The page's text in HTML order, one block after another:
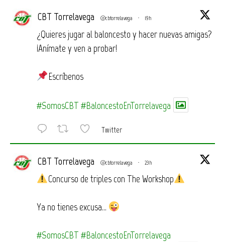
CBT Torrelavega @cbtorrelavega · 19h
¿Quieres jugar al baloncesto y hacer nuevas amigas?
¡Anímate y ven a probar!
Escríbenos
#SomosCBT #BaloncestoEnTorrelavega
Twitter
CBT Torrelavega @cbtorrelavega · 23h
Concurso de triples con The Workshop
Ya no tienes excusa…
#SomosCBT #BaloncestoEnTorrelavega